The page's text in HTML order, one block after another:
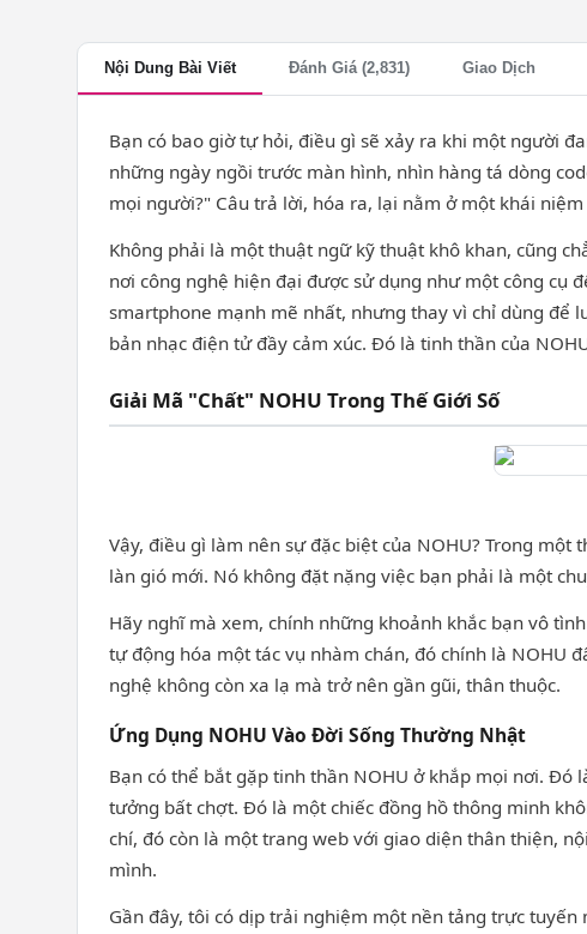
Nội Dung Bài Viết Đánh Giá (2,831) Giao Dịch
Bạn có bao giờ tự hỏi, điều gì sẽ xảy ra khi một người
những ngày ngồi trước màn hình, nhìn hàng tá dòng
mọi người?" Câu trả lời, hóa ra, lại nằm ở một khái
Không phải là một thuật ngữ kỹ thuật khô khan, cũng
nơi công nghệ hiện đại được sử dụng như một công cụ
smartphone mạnh mẽ nhất, nhưng thay vì chỉ dùng để
bản nhạc điện tử đầy cảm xúc. Đó là tinh thần của
Giải Mã "Chất" NOHU Trong Thế Giới Số
Vậy, điều gì làm nên sự đặc biệt của NOHU? Trong
làn gió mới. Nó không đặt nặng việc bạn phải là một
Hãy nghĩ mà xem, chính những khoảnh khắc bạn vô
tự động hóa một tác vụ nhàm chán, đó chính là NOHU
nghệ không còn xa lạ mà trở nên gần gũi, thân thuộc.
Ứng Dụng NOHU Vào Đời Sống Thường Nhật
Bạn có thể bắt gặp tinh thần NOHU ở khắp mọi nơi.
tưởng bất chợt. Đó là một chiếc đồng hồ thông minh
chí, đó còn là một trang web với giao diện thân thiện,
mình.
Gần đây, tôi có dịp trải nghiệm một nền tảng trực